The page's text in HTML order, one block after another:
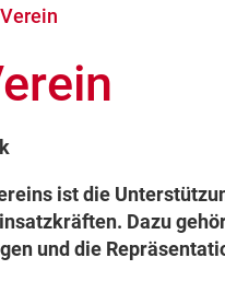
ist die
Dazu
und die